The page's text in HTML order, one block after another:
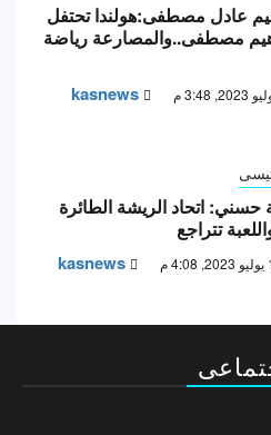
عادل مصطفى:هولندا تحتفل
مصطفى..والمصارعة رياضة
kasnews
حسني: اتحاد الريشة الطائرة
تتراجع
kasnews